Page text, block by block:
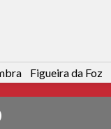
Figueira da Foz